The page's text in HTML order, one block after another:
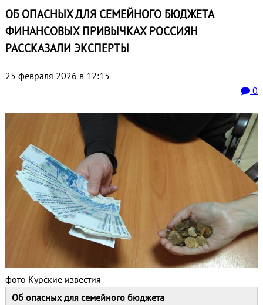
ОБ ОПАСНЫХ ДЛЯ СЕМЕЙНОГО БЮДЖЕТА
ФИНАНСОВЫХ ПРИВЫЧКАХ РОССИЯН
РАССКАЗАЛИ ЭКСПЕРТЫ
25 февраля 2026 в 12:15
0
фото Курские известия
Об опасных для семейного бюджета